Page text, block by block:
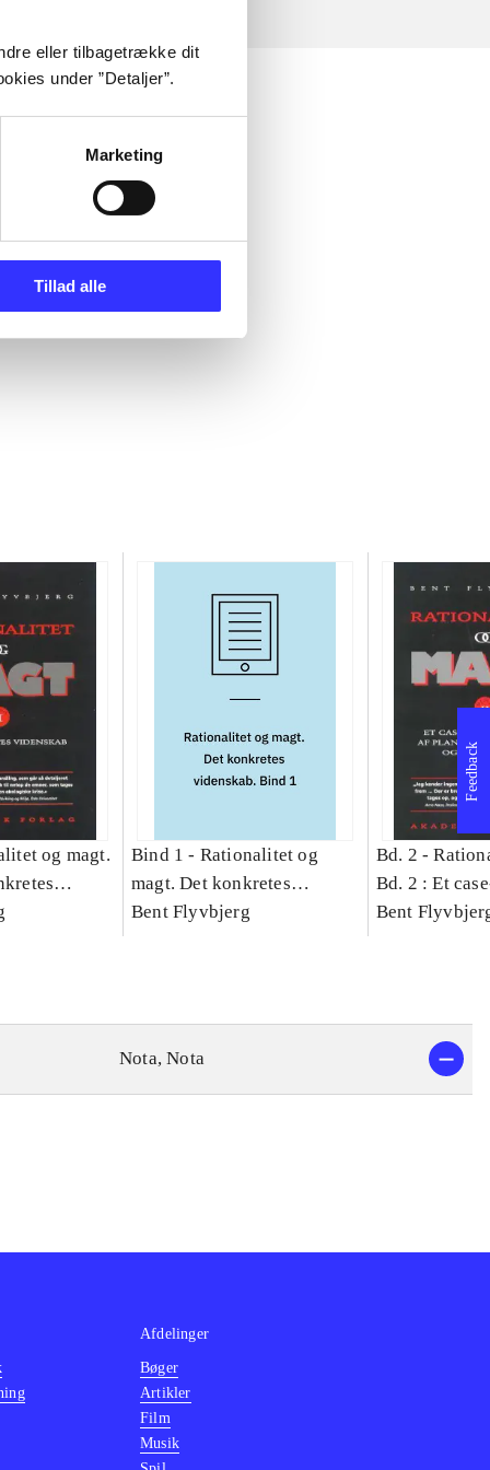
eller tilbagetrække dit
under ”Detaljer”.
Marketing
Tillad alle
og magt.
Bind 1 - Rationalitet og
magt. Det konkretes
videnskab. Bind 1
Bent Flyvbjerg
Bd. 2 -
Bd. 2 : Et
studie af
Bent
Nota, Nota
Feedback
Afdelinger
Bøger
Artikler
Film
Musik